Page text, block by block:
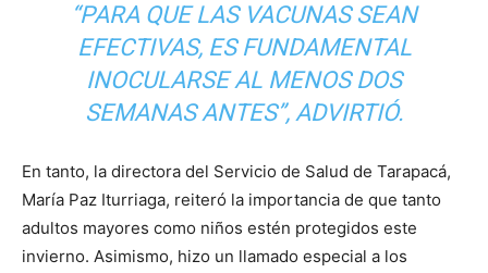
“PARA QUE LAS VACUNAS SEAN
EFECTIVAS, ES FUNDAMENTAL
INOCULARSE AL MENOS DOS
SEMANAS ANTES”, ADVIRTIÓ.
En tanto, la directora del Servicio de Salud de Tarapacá,
María Paz Iturriaga, reiteró la importancia de que tanto
adultos mayores como niños estén protegidos este
invierno. Asimismo, hizo un llamado especial a los